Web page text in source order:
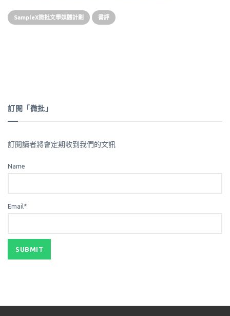
SampleX微批文學媒體計劃 書評
訂閱「微批」
訂閱讀者將會定期收到我們的文訊
Name
Email*